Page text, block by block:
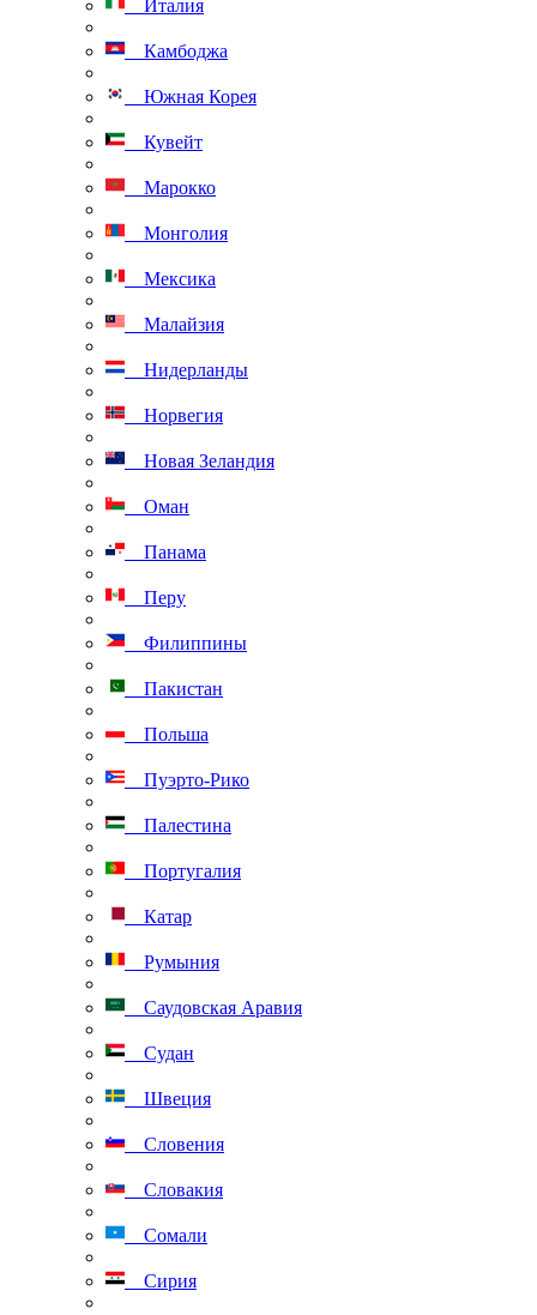
Италия
Камбоджа
Южная Корея
Кувейт
Марокко
Монголия
Мексика
Малайзия
Нидерланды
Норвегия
Новая Зеландия
Оман
Панама
Перу
Филиппины
Пакистан
Польша
Пуэрто-Рико
Палестина
Португалия
Катар
Румыния
Саудовская Аравия
Судан
Швеция
Словения
Словакия
Сомали
Сирия